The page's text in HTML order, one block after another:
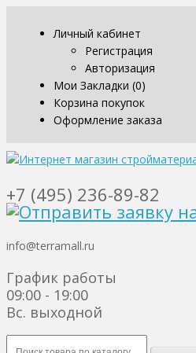
Личный кабинет
Регистрация
Авторизация
Мои Закладки (0)
Корзина покупок
Оформление заказа
+7 (495) 236-89-82
info@terramall.ru
График работы
09:00 - 19:00
Вс. выходной